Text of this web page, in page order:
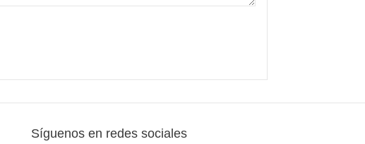
Síguenos en redes sociales